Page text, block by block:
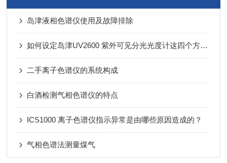
岛津液相色谱仪使用及故障排除
如何设定岛津UV2600 紫外可见分光光度计这四个方面的条件？
二手离子色谱仪的系统构成
白酒检测气相色谱仪的特点
ICS1000 离子色谱仪指示异常是由哪些原因造成的？
气相色谱法测量煤气